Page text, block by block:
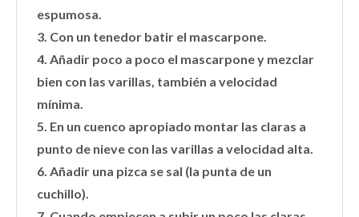
espumosa.
3. Con un tenedor batir el mascarpone.
4. Añadir poco a poco el mascarpone y mezclar
bien con las varillas, también a velocidad
mínima.
5. En un cuenco apropiado montar las claras a
punto de nieve con las varillas a velocidad alta.
6. Añadir una pizca se sal (la punta de un
cuchillo).